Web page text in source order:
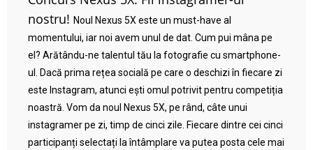
nostru! Noul Nexus 5X este un must-have al
momentului, iar noi avem unul de dat. Cum pui mâna pe
el? Arătându-ne talentul tău la fotografie cu smartphone-
ul. Dacă prima rețea socială pe care o deschizi în fiecare zi
este Instagram, atunci ești omul potrivit pentru competiția
noastră. Vom da noul Nexus 5X, pe rând, câte unui
instagramer pe zi, timp de cinci zile. Fiecare dintre cei cinci
participanți selectați la întâmplare va putea posta cele mai